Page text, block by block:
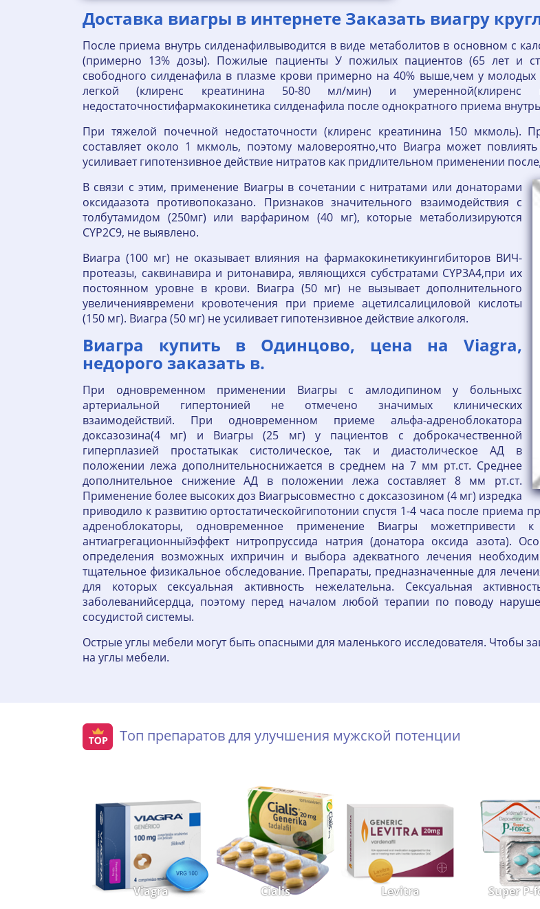
Доставка виагры в интернете Заказать виагру
После приема внутрь силденафилвыводится в виде метаболитов в основном с
(примерно 13% дозы). Пожилые пациенты У пожилых пациентов (65 лет и
свободного силденафила в плазме крови примерно на 40% выше,чем у молодых
легкой (клиренс креатинина 50-80 мл/мин) и
недостаточностифармакокинетика силденафила после однократного приема
При тяжелой почечной недостаточности (клиренс креатинина 150 мкмоль).
составляет около 1 мкмоль, поэтому маловероятно,что Виагра может
усиливает гипотензивное действие нитратов как придлительном применении
В связи с этим, применение Виагры в сочетании с нитратами или донаторами
оксидаазота противопоказано. Признаков значительного взаимодействия с
толбутамидом (250мг) или варфарином (40 мг), которые метаболизируются
CYP2C9, не выявлено.
Виагра (100 мг) не оказывает влияния на фармакокинетикуингибиторов ВИЧ-
протеазы, саквинавира и ритонавира, являющихся субстратами CYP3А4,при их
постоянном уровне в крови. Виагра (50 мг) не вызывает дополнительного
увеличениявремени кровотечения при приеме ацетилсалициловой кислоты
(150 мг). Виагра (50 мг) не усиливает гипотензивное действие алкоголя.
Виагра купить в Одинцово, цена на Viagra,
недорого заказать в.
При одновременном применении Виагры с амлодипином у больныхс
артериальной гипертонией не отмечено значимых клинических
взаимодействий. При одновременном приеме альфа-адреноблокатора
доксазозина(4 мг) и Виагры (25 мг) у пациентов с доброкачественной
гиперплазией простатыкак систолическое, так и диастолическое АД в
положении лежа дополнительноснижается в среднем на 7 мм рт.ст. Среднее
дополнительное снижение АД в положении лежа составляет 8 мм рт.ст.
Применение более высоких доз Виагрысовместно с доксазозином (4 мг) изредка
приводило к развитию ортостатическойгипотонии спустя 1-4 часа после приема
адреноблокаторы, одновременное применение Виагры можетпривести
антиагрегационныйэффект нитропруссида натрия (донатора оксида азота).
определения возможных ихпричин и выбора адекватного лечения
тщательное физикальное обследование. Препараты, предназначенные для
для которых сексуальная активность нежелательна. Сексуальная
заболеванийсердца, поэтому перед началом любой терапии по поводу
сосудистой системы.
Острые углы мебели могут быть опасными для маленького исследователя. Чтобы
на углы мебели.
Топ препаратов для улучшения мужской потенции
Viagra Cialis Levitra Super P-